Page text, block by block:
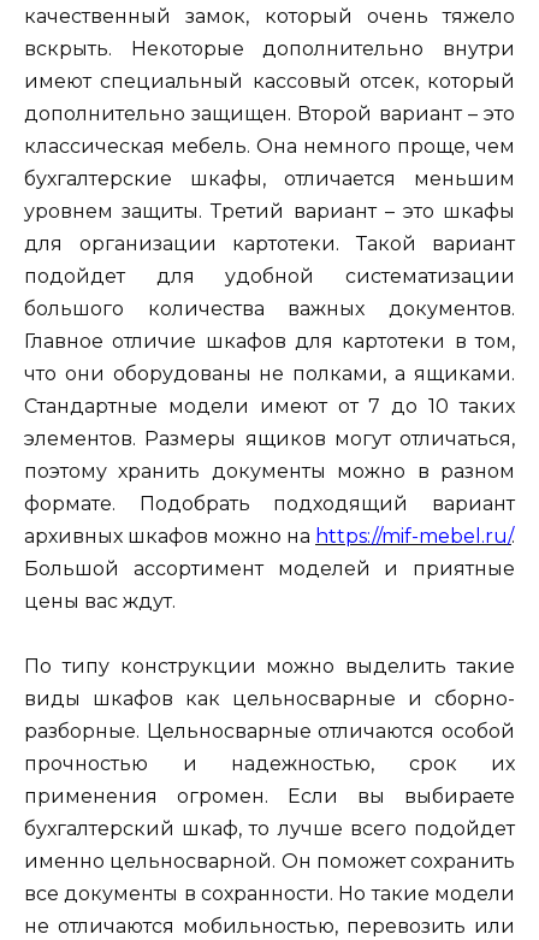
качественный замок, который очень тяжело
вскрыть. Некоторые дополнительно внутри
имеют специальный кассовый отсек, который
дополнительно защищен. Второй вариант – это
классическая мебель. Она немного проще, чем
бухгалтерские шкафы, отличается меньшим
уровнем защиты. Третий вариант – это шкафы
для организации картотеки. Такой вариант
подойдет для удобной систематизации
большого количества важных документов.
Главное отличие шкафов для картотеки в том,
что они оборудованы не полками, а ящиками.
Стандартные модели имеют от 7 до 10 таких
элементов. Размеры ящиков могут отличаться,
поэтому хранить документы можно в разном
формате. Подобрать подходящий вариант
архивных шкафов можно на https://mif-mebel.ru/.
Большой ассортимент моделей и приятные
цены вас ждут.
По типу конструкции можно выделить такие
виды шкафов как цельносварные и сборно-
разборные. Цельносварные отличаются особой
прочностью и надежностью, срок их
применения огромен. Если вы выбираете
бухгалтерский шкаф, то лучше всего подойдет
именно цельносварной. Он поможет сохранить
все документы в сохранности. Но такие модели
не отличаются мобильностью, перевозить или